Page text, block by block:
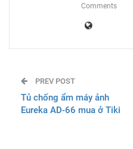
Comments
PREV POST
Tủ chống ẩm máy ảnh
Eureka AD-66 mua ở Tiki